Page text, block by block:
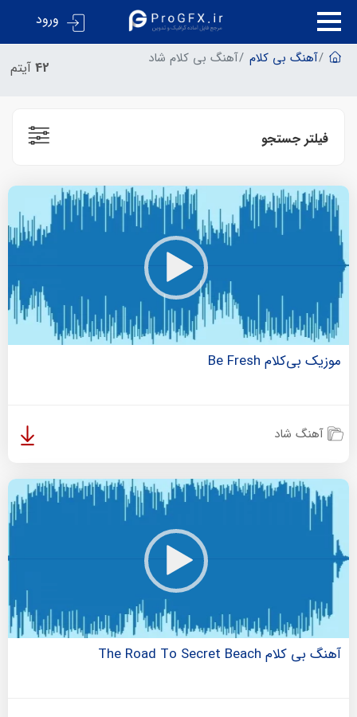
ورود
آهنگ بی کلام آهنگ بی کلام شاد 42 آیتم
فیلتر جستجو
موزیک بی‌کلام Be Fresh
آهنگ شاد
آهنگ بی کلام The Road To Secret Beach